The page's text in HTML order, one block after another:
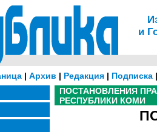
и
| Архив | Редакция | Подписка
ПОСТАНОВЛЕНИЯ
РЕСПУБЛИКИ КОМИ